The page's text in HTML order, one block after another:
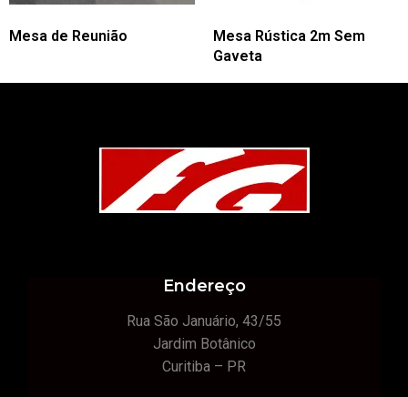
Mesa de Reunião
Mesa Rústica 2m Sem
Gaveta
Endereço
Rua São Januário, 43/55
Jardim Botânico
Curitiba – PR